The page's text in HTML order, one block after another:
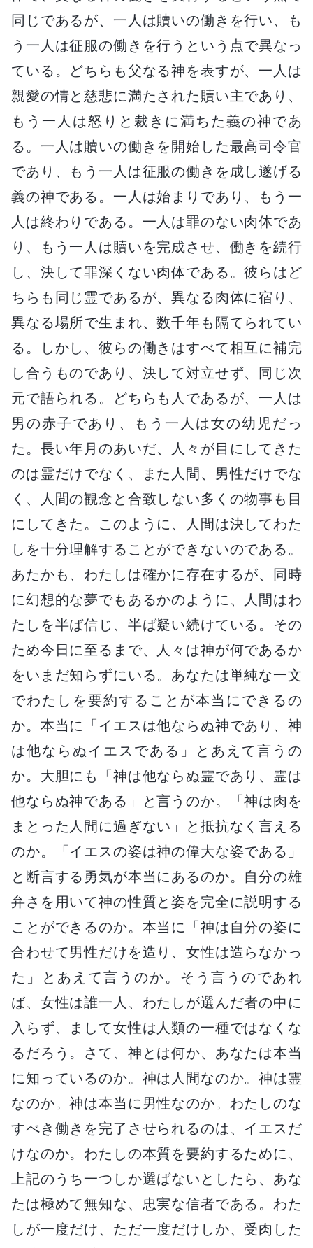
同じであるが、一人は贖いの働きを行い、も
う一人は征服の働きを行うという点で異なっ
ている。どちらも父なる神を表すが、一人は
親愛の情と慈悲に満たされた贖い主であり、
もう一人は怒りと裁きに満ちた義の神であ
る。一人は贖いの働きを開始した最高司令官
であり、もう一人は征服の働きを成し遂げる
義の神である。一人は始まりであり、もう一
人は終わりである。一人は罪のない肉体であ
り、もう一人は贖いを完成させ、働きを続行
し、決して罪深くない肉体である。彼らはど
ちらも同じ霊であるが、異なる肉体に宿り、
異なる場所で生まれ、数千年も隔てられてい
る。しかし、彼らの働きはすべて相互に補完
し合うものであり、決して対立せず、同じ次
元で語られる。どちらも人であるが、一人は
男の赤子であり、もう一人は女の幼児だっ
た。長い年月のあいだ、人々が目にしてきた
のは霊だけでなく、また人間、男性だけでな
く、人間の観念と合致しない多くの物事も目
にしてきた。このように、人間は決してわた
しを十分理解することができないのである。
あたかも、わたしは確かに存在するが、同時
に幻想的な夢でもあるかのように、人間はわ
たしを半ば信じ、半ば疑い続けている。その
ため今日に至るまで、人々は神が何であるか
をいまだ知らずにいる。あなたは単純な一文
でわたしを要約することが本当にできるの
か。本当に「イエスは他ならぬ神であり、神
は他ならぬイエスである」とあえて言うの
か。大胆にも「神は他ならぬ霊であり、霊は
他ならぬ神である」と言うのか。「神は肉を
まとった人間に過ぎない」と抵抗なく言える
のか。「イエスの姿は神の偉大な姿である」
と断言する勇気が本当にあるのか。自分の雄
弁さを用いて神の性質と姿を完全に説明する
ことができるのか。本当に「神は自分の姿に
合わせて男性だけを造り、女性は造らなかっ
た」とあえて言うのか。そう言うのであれ
ば、女性は誰一人、わたしが選んだ者の中に
入らず、まして女性は人類の一種ではなくな
るだろう。さて、神とは何か、あなたは本当
に知っているのか。神は人間なのか。神は霊
なのか。神は本当に男性なのか。わたしのな
すべき働きを完了させられるのは、イエスだ
けなのか。わたしの本質を要約するために、
上記のうち一つしか選ばないとしたら、あな
たは極めて無知な、忠実な信者である。わた
しが一度だけ、ただ一度だけしか、受肉した